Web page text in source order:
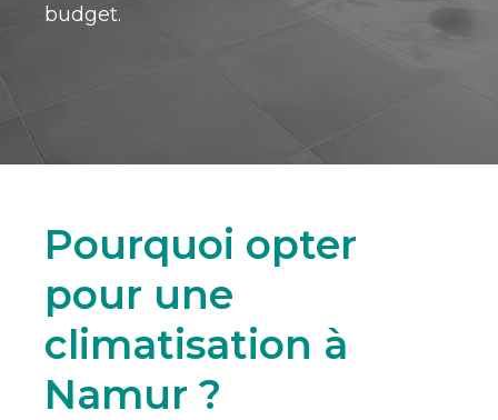
budget.
Pourquoi opter
pour une
climatisation à
Namur ?